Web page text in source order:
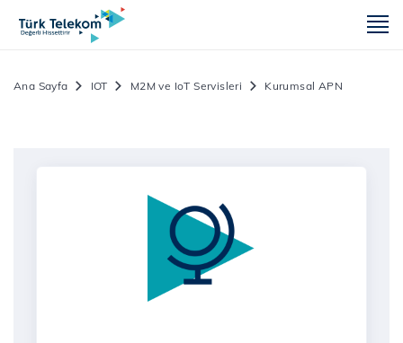
Ana Sayfa IOT M2M ve IoT Servisleri Kurumsal APN